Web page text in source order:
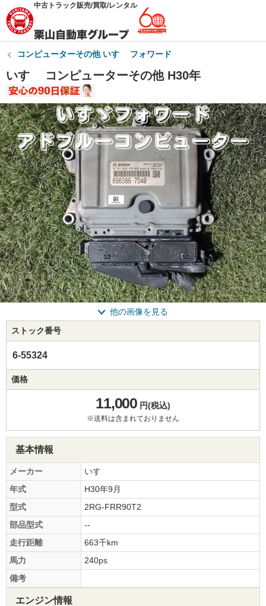
中古トラック販売/買取/レンタル
コンピューターその他 いすゞ フォワード
いすゞ コンピューターその他 H30年
他の画像を見る
ストック番号
6-55324
価格
11,000円(税込)
※送料は含まれておりません
基本情報
メーカー
いすゞ
年式
H30年9月
型式
2RG-FRR90T2
部品型式
--
走行距離
663千km
馬力
240ps
備考
エンジン情報